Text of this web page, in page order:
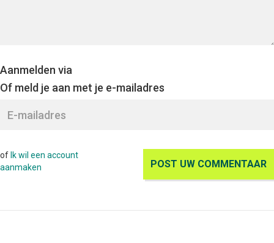
Aanmelden via
Of meld je aan met je e-mailadres
of Ik wil een account
aanmaken